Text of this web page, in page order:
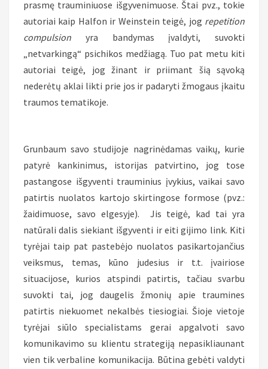
prasmę trauminiuose išgyvenimuose. Štai pvz., tokie
autoriai kaip Halfon ir Weinstein teigė, jog repetition
compulsion yra bandymas įvaldyti, suvokti
„netvarkingą“ psichikos medžiagą. Tuo pat metu kiti
autoriai teigė, jog žinant ir priimant šią sąvoką
nederėtų aklai likti prie jos ir padaryti žmogaus įkaitu
traumos tematikoje.
Grunbaum savo studijoje nagrinėdamas vaikų, kurie
patyrė kankinimus, istorijas patvirtino, jog tose
pastangose išgyventi trauminius įvykius, vaikai savo
patirtis nuolatos kartojo skirtingose formose (pvz.:
žaidimuose, savo elgesyje). Jis teigė, kad tai yra
natūrali dalis siekiant išgyventi ir eiti gijimo link. Kiti
tyrėjai taip pat pastebėjo nuolatos pasikartojančius
veiksmus, temas, kūno judesius ir t.t. įvairiose
situacijose, kurios atspindi patirtis, tačiau svarbu
suvokti tai, jog daugelis žmonių apie traumines
patirtis niekuomet nekalbės tiesiogiai. Šioje vietoje
tyrėjai siūlo specialistams gerai apgalvoti savo
komunikavimo su klientu strategiją nepasikliaunant
vien tik verbaline komunikacija. Būtina gebėti valdyti